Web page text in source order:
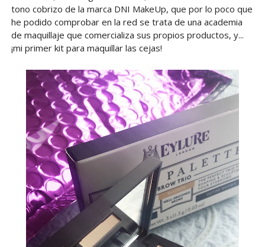
tono cobrizo de la marca DNI MakeUp, que por lo poco que
he podido comprobar en la red se trata de una academia
de maquillaje que comercializa sus propios productos, y...
¡mi primer kit para maquillar las cejas!